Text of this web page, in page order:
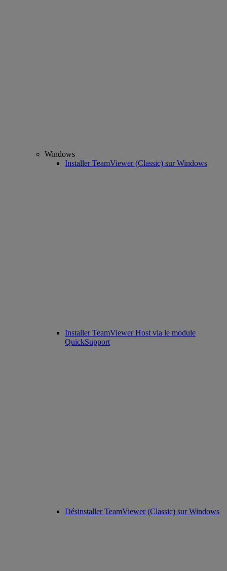
Windows
Installer TeamViewer (Classic) sur Windows
Installer TeamViewer Host via le module
QuickSupport
Désinstaller TeamViewer (Classic) sur Windows